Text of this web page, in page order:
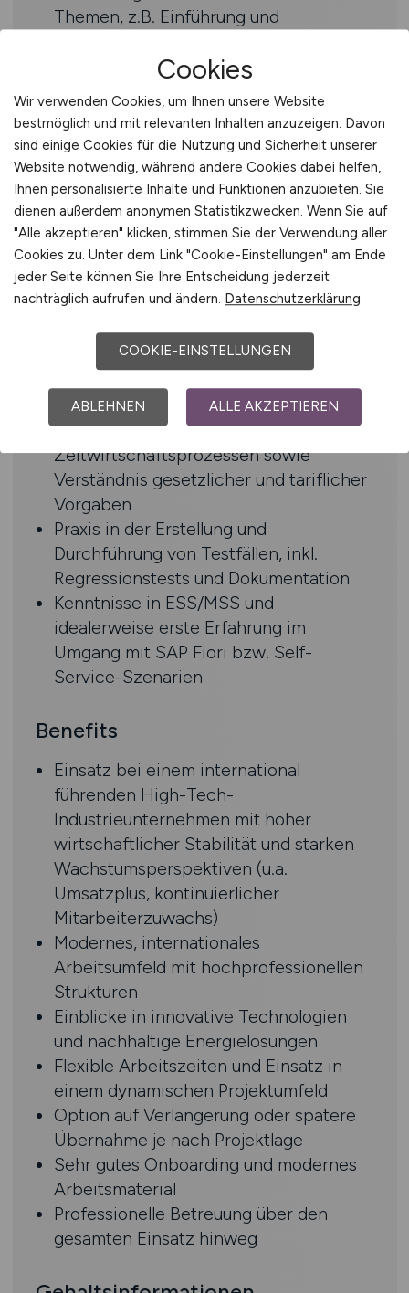
Themen, z.B. Einführung und
Funktions- und Anwendungstests
Profil
Abgeschlossene kaufmännische
Ausbildung, Studium im Bereich HR,
Wirtschaftswissenschaften,
Wirtschaftsinformatik oder eine
vergleichbare Qualifikation
Fundierte Kenntnisse in SAP HCM,
insbesondere in den Modulen PA
(Stammdaten), PY (Entgeltabrechnung)
und PT (Zeitwirtschaft)
im Incident- und Problemmanagement
Sicherer Umgang mit Payroll- und
Zeitwirtschaftsprozessen sowie
Verständnis gesetzlicher und tariflicher
Vorgaben
Praxis in der Erstellung und
Durchführung von Testfällen, inkl.
Regressionstests und Dokumentation
Kenntnisse in ESS/MSS und
idealerweise erste Erfahrung im
Umgang mit SAP Fiori bzw. Self-
Service-Szenarien
Benefits
Einsatz bei einem international
führenden High-Tech-
Industrieunternehmen mit hoher
wirtschaftlicher Stabilität und starken
Wachstumsperspektiven (u.a.
Umsatzplus, kontinuierlicher
Mitarbeiterzuwachs)
Modernes, internationales
Arbeitsumfeld mit hochprofessionellen
Strukturen
Einblicke in innovative Technologien
und nachhaltige Energielösungen
Flexible Arbeitszeiten und Einsatz in
einem dynamischen Projektumfeld
Option auf Verlängerung oder spätere
Übernahme je nach Projektlage
Sehr gutes Onboarding und modernes
Arbeitsmaterial
Professionelle Betreuung über den
gesamten Einsatz hinweg
Cookies
Wir verwenden Cookies, um Ihnen unsere Website
bestmöglich und mit relevanten Inhalten anzuzeigen. Davon
sind einige Cookies für die Nutzung und Sicherheit unserer
Website notwendig, während andere Cookies dabei helfen,
Ihnen personalisierte Inhalte und Funktionen anzubieten. Sie
dienen außerdem anonymen Statistikzwecken. Wenn Sie auf
"Alle akzeptieren" klicken, stimmen Sie der Verwendung aller
Cookies zu. Unter dem Link "Cookie-Einstellungen" am Ende
jeder Seite können Sie Ihre Entscheidung jederzeit
nachträglich aufrufen und ändern. Datenschutzerklärung
COOKIE-EINSTELLUNGEN
ABLEHNEN ALLE AKZEPTIEREN